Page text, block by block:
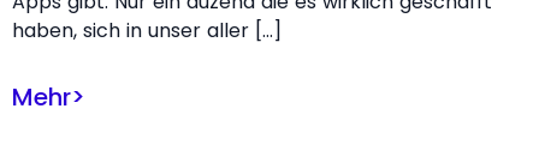
haben, sich in unser aller […]
Mehr>